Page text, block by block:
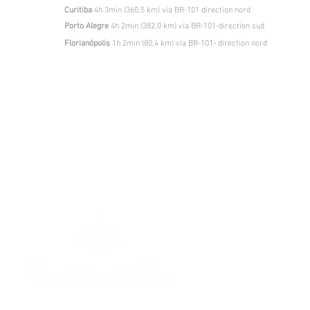
Curitiba 4h 3min (360,5 km) via BR-101 direction nord
Florianópolis 1h 2min (80,4 km) via BR-101- direction nord
Porto Alegre 4h 2min (382,0 km) via BR-101-direction sud